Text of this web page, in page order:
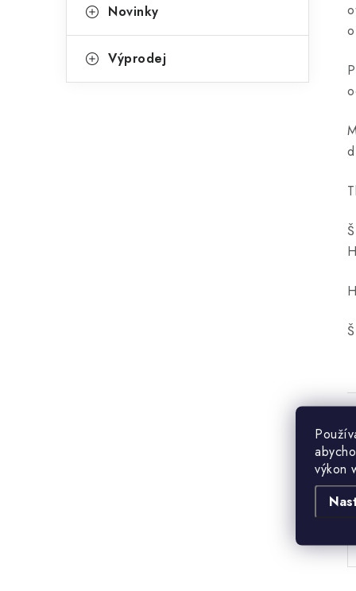
výkon
Novinky
Výprodej